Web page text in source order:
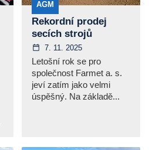
AGM
Rekordní prodej
secích strojů
7. 11. 2025
Letošní rok se pro
společnost Farmet a. s.
jeví zatím jako velmi
úspěšný. Na základě...